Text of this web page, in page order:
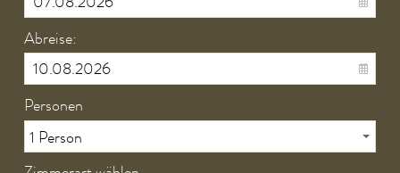
Abreise:
Personen